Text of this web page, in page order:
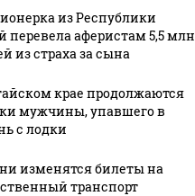
холостяка в
стихах и
прозе
из Республики
перевела аферистам 5,5 млн
из страха за сына
крае продолжаются
мужчины, упавшего в
с лодки
изменятся билеты на
транспорт